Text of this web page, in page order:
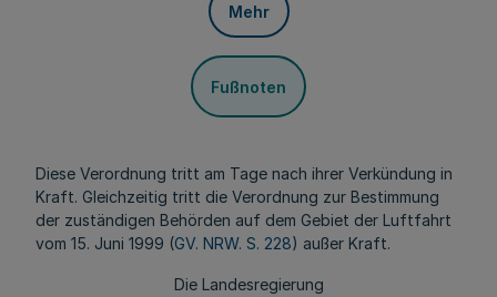
Mehr
Fußnoten
Diese Verordnung tritt am Tage nach ihrer Verkündung in
Kraft. Gleichzeitig tritt die Verordnung zur Bestimmung
der zuständigen Behörden auf dem Gebiet der Luftfahrt
vom 15. Juni 1999 (GV. NRW. S. 228) außer Kraft.
Die Landesregierung